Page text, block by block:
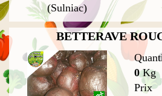
(Sulniac)
BETTERAVE
0Kg
Prix